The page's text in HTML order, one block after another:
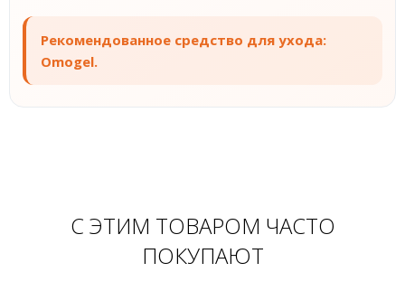
Рекомендованное средство для ухода:
Omogel.
С ЭТИМ ТОВАРОМ ЧАСТО
ПОКУПАЮТ